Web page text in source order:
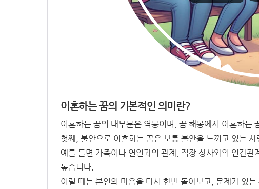
이혼하는 꿈의 기본적인 의미란?
이혼하는 꿈의 대부분은 역몽이며, 꿈 해몽에서 이혼하는
첫째, 불안으로 이혼하는 꿈은 보통 불안을 느끼고 있는
예를 들면 가족이나 연인과의 관계, 직장 상사와의 인간
높습니다.
이럴 때는 본인의 마음을 다시 한번 돌아보고, 문제가 있